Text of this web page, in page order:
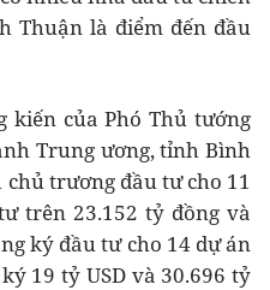
Thuận là điểm đến đầu
kiến của Phó Thủ tướng
Trung ương, tỉnh Bình
trương đầu tư cho 11
trên 23.152 tỷ đồng và
ký đầu tư cho 14 dự án
19 tỷ USD và 30.696 tỷ